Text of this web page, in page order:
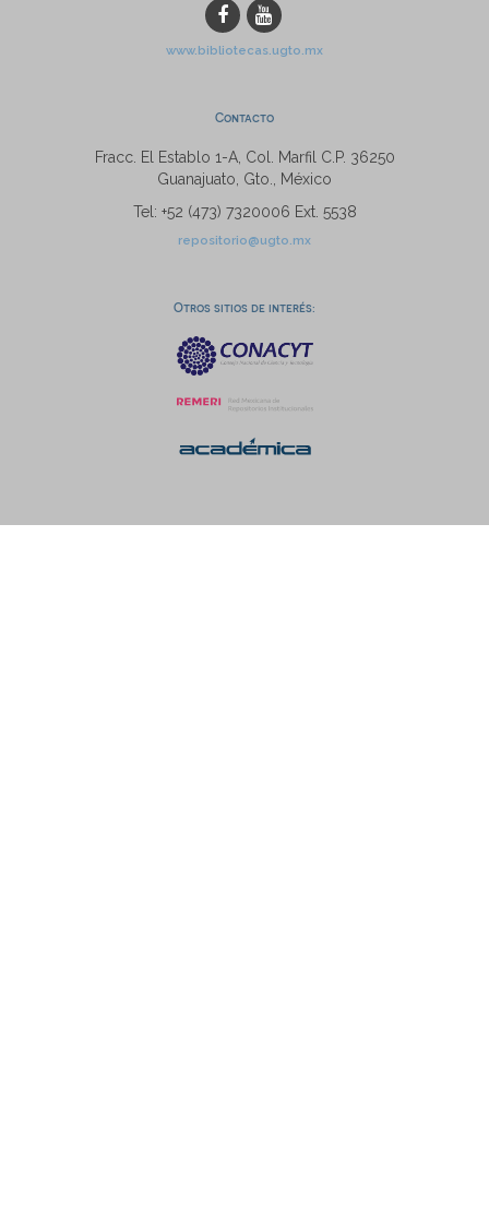
www.bibliotecas.ugto.mx
Contacto
Fracc. El Establo 1-A, Col. Marfil C.P. 36250
Guanajuato, Gto., México
Tel: +52 (473) 7320006 Ext. 5538
repositorio@ugto.mx
Otros sitios de interés: